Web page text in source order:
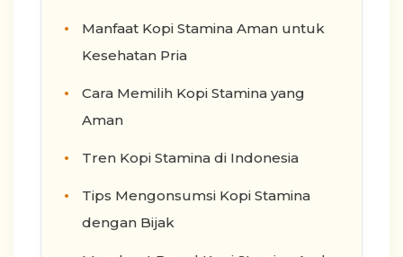
Manfaat Kopi Stamina Aman untuk
Kesehatan Pria
Cara Memilih Kopi Stamina yang
Aman
Tren Kopi Stamina di Indonesia
Tips Mengonsumsi Kopi Stamina
dengan Bijak